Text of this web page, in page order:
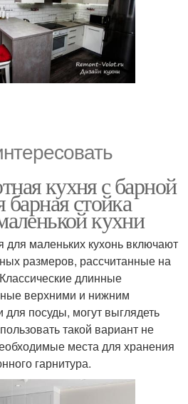
кухня с барной
барная стойка
кухни
маленьких кухонь включают
размеров, рассчитанные на
длинные
верхними и нижним
посуды, могут выглядеть
такой вариант не
места для хранения
гарнитура.